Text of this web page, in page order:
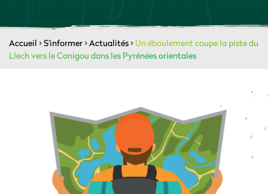
Accueil >S'informer>Actualités> Un éboulement coupe la piste du
Llech vers le Canigou dans les Pyrénées orientales